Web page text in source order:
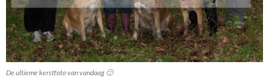
De ultieme kerstfoto van vandaag 🙂